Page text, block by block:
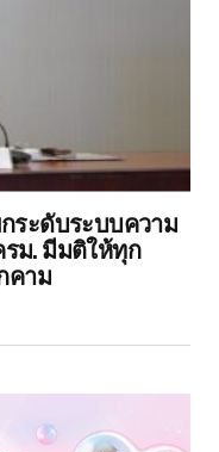
in this
กระดับระบบความ
รม. มีมติให้ทุก
คาม